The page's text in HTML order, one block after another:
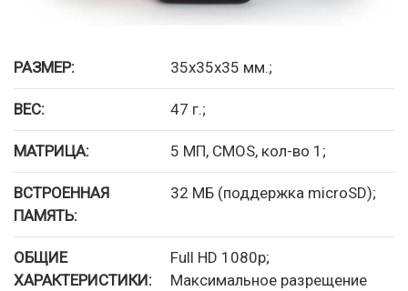
РАЗМЕР: 35x35x35 мм.;
ВЕС: 47 г.;
МАТРИЦА: 5 МП, CMOS, кол-во 1;
ВСТРОЕННАЯ
ПАМЯТЬ:
32 МБ (поддержка microSD);
ОБЩИЕ
ХАРАКТЕРИСТИКИ:
Full HD 1080p;
Максимальное разрещение